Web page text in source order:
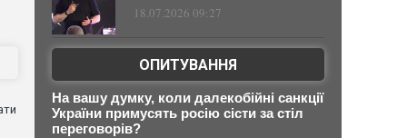
18.07.2026 09:27
ОПИТУВАННЯ
На вашу думку, коли далекобійні санкції
України примусять росію сісти за стіл
переговорів?